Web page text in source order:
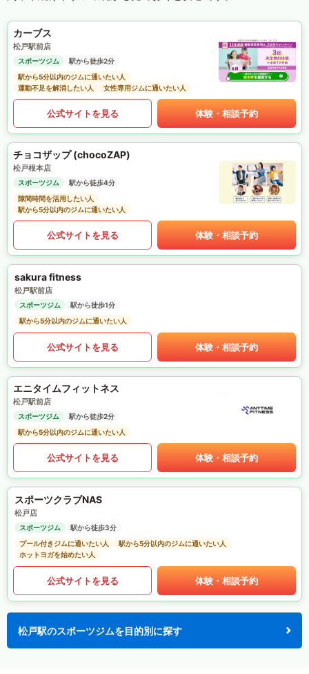
カーブス
松戸駅前店
スポーツジム
駅から徒歩2分
駅から5分以内のジムに通いたい人
運動不足を解消したい人
女性専用ジムに通いたい人
公式サイトを見る 体験・相談予約
チョコザップ (chocoZAP)
松戸根本店
スポーツジム
駅から徒歩4分
隙間時間を活用したい人
駅から5分以内のジムに通いたい人
公式サイトを見る 体験・相談予約
sakura fitness
松戸駅前店
スポーツジム
駅から徒歩1分
駅から5分以内のジムに通いたい人
公式サイトを見る 体験・相談予約
エニタイムフィットネス
松戸駅前店
スポーツジム
駅から徒歩2分
駅から5分以内のジムに通いたい人
公式サイトを見る 体験・相談予約
スポーツクラブNAS
松戸店
スポーツジム
駅から徒歩3分
プール付きジムに通いたい人
駅から5分以内のジムに通いたい人
ホットヨガを始めたい人
公式サイトを見る 体験・相談予約
松戸駅のスポーツジムを目的別に探す